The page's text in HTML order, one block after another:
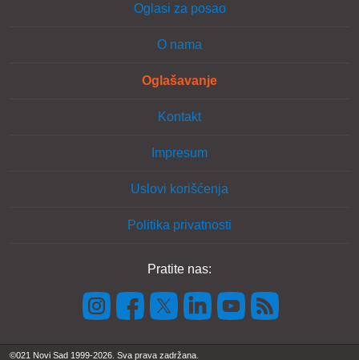
Oglasi za posao
O nama
Oglašavanje
Kontakt
Impresum
Uslovi korišćenja
Politika privatnosti
Pratite nas:
©021 Novi Sad 1999-2026. Sva prava zadržana.